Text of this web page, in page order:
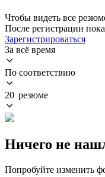
Чтобы видеть все
После регистрации
Зарегистрироваться
За всё время
По соответствию
20 резюме
Ничего не
Попробуйте изменить